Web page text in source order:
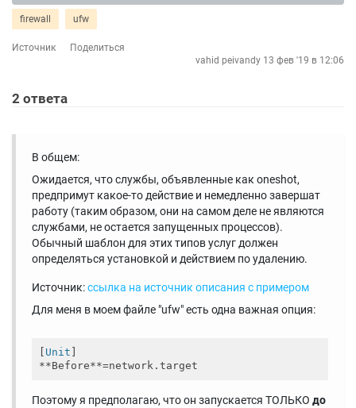
firewall ufw
Источник
Поделиться
vahid peivandy 13 фев '19 в 12:06
2 ответа
В общем:
Ожидается, что службы, объявленные как oneshot,
предпримут какое-то действие и немедленно завершат
работу (таким образом, они на самом деле не являются
службами, не остается запущенных процессов).
Обычный шаблон для этих типов услуг должен
определяться установкой и действием по удалению.
Источник:ссылка на источник описания с примером
Для меня в моем файле "ufw" есть одна важная опция:
Unit
Поэтому я предполагаю, что он запускается ТОЛЬКО до